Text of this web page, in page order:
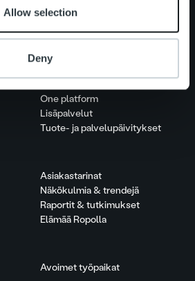
Allow selection
Deny
Ihmiset ja kulttuurimme
One platform
Lisäpalvelut
Tuote- ja palvelupäivitykset
Asiakastarinat
Näkökulmia & trendejä
Raportit & tutkimukset
Elämää Ropolla
Avoimet työpaikat